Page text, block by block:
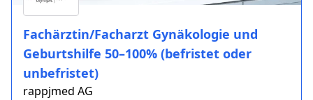
Fachärztin/Facharzt Gynäkologie und
Geburtshilfe 50–100% (befristet oder
unbefristet)
rappjmed AG